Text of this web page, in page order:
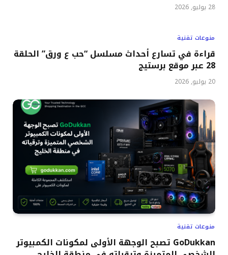
28 يوليو, 2026
منوعات تقنية
قراءة في تسارع أحداث مسلسل “حب ع ورق” الحلقة
28 عبر موقع برستيج
20 يوليو, 2026
منوعات تقنية
GoDukkan تصبح الوجهة الأولى لمكونات الكمبيوتر